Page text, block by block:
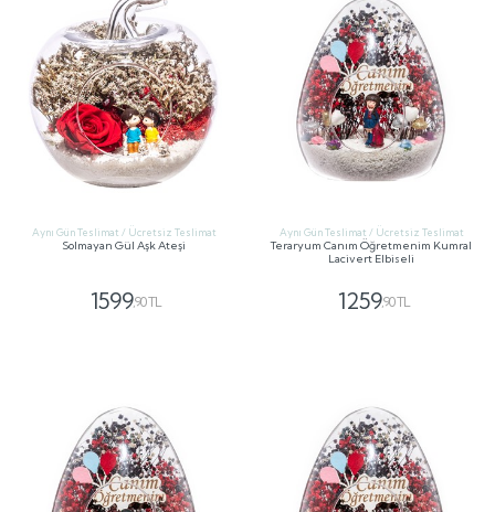
Aynı Gün Teslimat / Ücretsiz Teslimat
Solmayan Gül Aşk Ateşi
1599,90 TL
Aynı Gün Teslimat / Ücretsiz Teslimat
Teraryum Canım Öğretmenim Kumral
Lacivert Elbiseli
1259,90 TL